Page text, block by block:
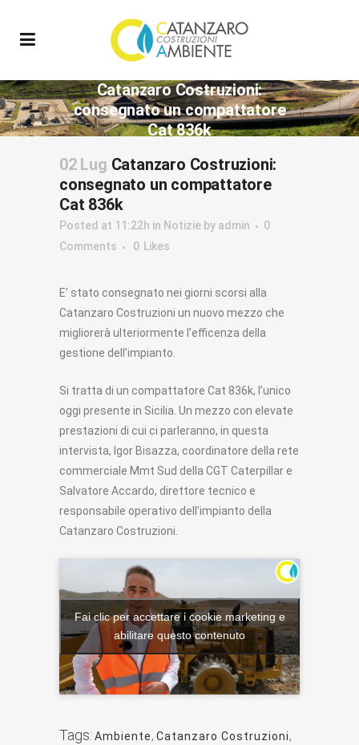
Catanzaro Costruzioni:
consegnato un compattatore
Cat 836k
02 Lug Catanzaro Costruzioni:
consegnato un compattatore
Cat 836k
Posted at 11:22h in Notizie by admin
0
Comments
0 Likes
E’ stato consegnato nei giorni scorsi alla
Catanzaro Costruzioni un nuovo mezzo che
migliorerà ulteriormente l’efficenza della
gestione dell’impianto.
Si tratta di un compattatore Cat 836k, l’unico
oggi presente in Sicilia. Un mezzo con elevate
prestazioni di cui ci parleranno, in questa
intervista, Igor Bisazza, coordinatore della rete
commerciale Mmt Sud della CGT Caterpillar e
Salvatore Accardo, direttore tecnico e
responsabile operativo dell’impianto della
Catanzaro Costruzioni.
Fai clic per accettare i cookie marketing e
abilitare questo contenuto
Tags: Ambiente, Catanzaro Costruzioni,